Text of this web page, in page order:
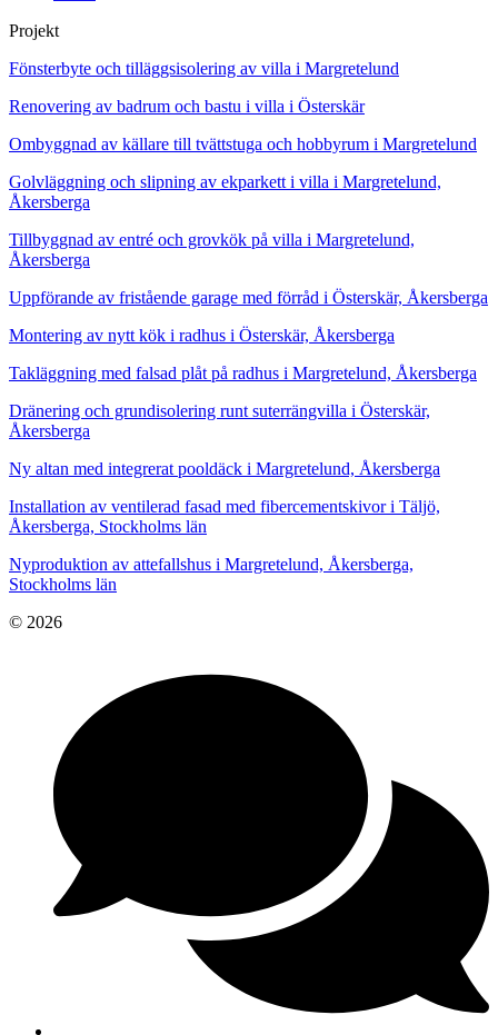
Projekt
Fönsterbyte och tilläggsisolering av villa i Margretelund
Renovering av badrum och bastu i villa i Österskär
Ombyggnad av källare till tvättstuga och hobbyrum i Margretelund
Golvläggning och slipning av ekparkett i villa i Margretelund,
Åkersberga
Tillbyggnad av entré och grovkök på villa i Margretelund,
Åkersberga
Uppförande av fristående garage med förråd i Österskär, Åkersberga
Montering av nytt kök i radhus i Österskär, Åkersberga
Takläggning med falsad plåt på radhus i Margretelund, Åkersberga
Dränering och grundisolering runt suterrängvilla i Österskär,
Åkersberga
Ny altan med integrerat pooldäck i Margretelund, Åkersberga
Installation av ventilerad fasad med fibercementskivor i Täljö,
Åkersberga, Stockholms län
Nyproduktion av attefallshus i Margretelund, Åkersberga,
Stockholms län
© 2026